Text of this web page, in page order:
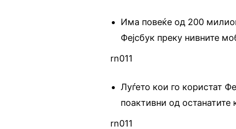
Има повеќе од 200
Фејсбук преку нивните
rn011
Луѓето кои го користат
поактивни од останатите
rn011